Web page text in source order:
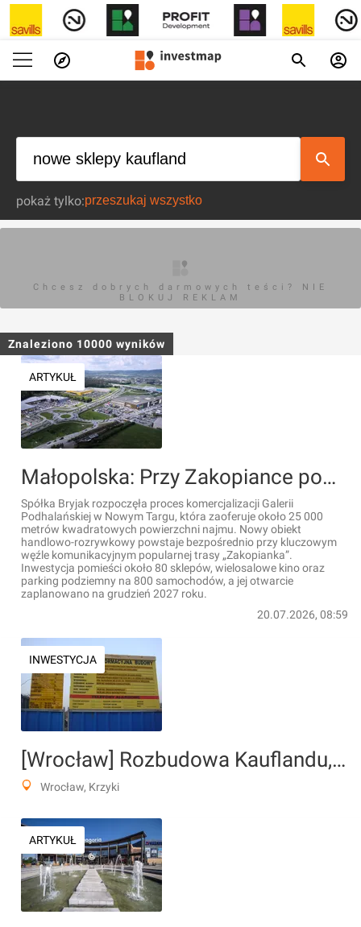
pokaż tylko:
Chcesz dobrych darmowych teści? NIE
BLOKUJ REKLAM
Znaleziono 10000 wyników
ARTYKUŁ
Małopolska: Przy Zakopiance powstaje nowe, duże centrum handlowe
Spółka Bryjak rozpoczęła proces komercjalizacji Galerii
Podhalańskiej w Nowym Targu, która zaoferuje około 25 000
metrów kwadratowych powierzchni najmu. Nowy obiekt
handlowo-rozrywkowy powstaje bezpośrednio przy kluczowym
węźle komunikacyjnym popularnej trasy „Zakopianka”.
Inwestycja pomieści około 80 sklepów, wielosalowe kino oraz
parking podziemny na 800 samochodów, a jej otwarcie
zaplanowano na grudzień 2027 roku.
20.07.2026, 08:59
INWESTYCJA
[Wrocław] Rozbudowa Kauflandu, ul. Armii Krajowej
Wrocław, Krzyki
ARTYKUŁ